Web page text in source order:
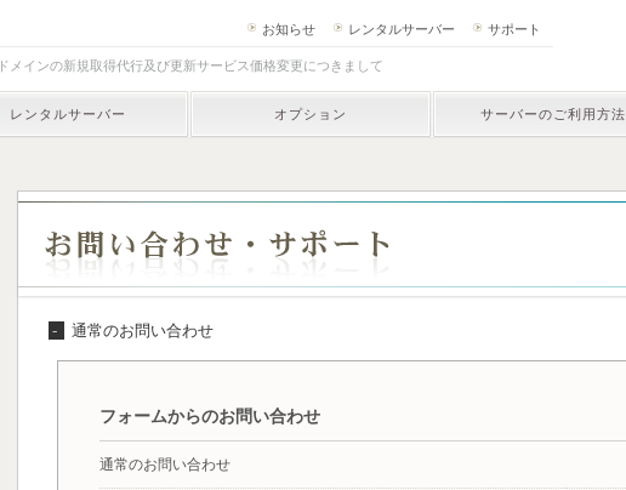
お知らせ レンタルサーバー
サポート
ドメインの新規取得代行及び更新サービス価格変更につきまして
レンタルサーバー オプション サーバーのご利用方法
- 通常のお問い合わせ
フォームからのお問い合わせ
通常のお問い合わせ